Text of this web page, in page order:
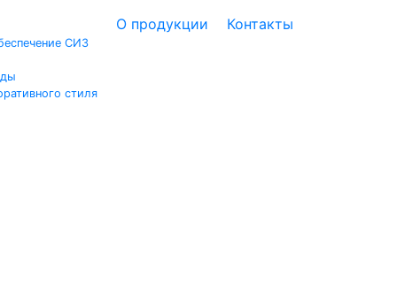
СИЗ
стиля
О продукции Контакты